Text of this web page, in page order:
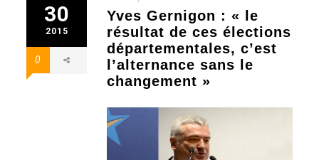
30
2015
0
Yves Gernigon : « le
résultat de ces élections
départementales, c’est
l’alternance sans le
changement »